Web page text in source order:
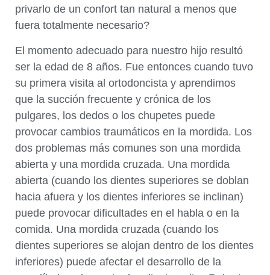
privarlo de un confort tan natural a menos que
fuera totalmente necesario?
El momento adecuado para nuestro hijo resultó
ser la edad de 8 años. Fue entonces cuando tuvo
su primera visita al ortodoncista y aprendimos
que la succión frecuente y crónica de los
pulgares, los dedos o los chupetes puede
provocar cambios traumáticos en la mordida. Los
dos problemas más comunes son una mordida
abierta y una mordida cruzada. Una mordida
abierta (cuando los dientes superiores se doblan
hacia afuera y los dientes inferiores se inclinan)
puede provocar dificultades en el habla o en la
comida. Una mordida cruzada (cuando los
dientes superiores se alojan dentro de los dientes
inferiores) puede afectar el desarrollo de la